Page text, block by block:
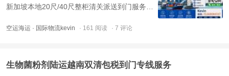
新加坡本地20尺/40尺整柜清关派送到门服务是
是40尺集装箱都可以安排清关和派送服务；整
递接物流新加坡整柜清 ...
空运海运 · 国际物流kevin · 161 阅读 · 7 评论
生物菌粉剂陆运越南双清包税到门专线服务